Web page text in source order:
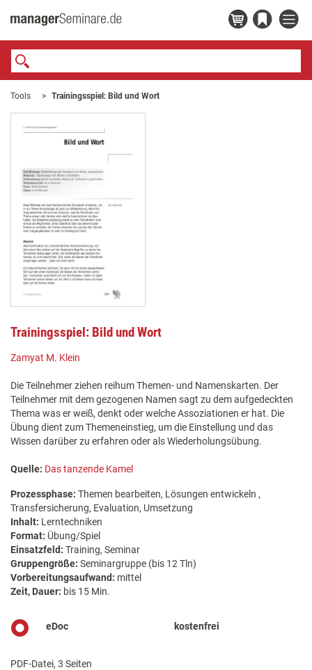
Tools Trainingsspiel: Bild und Wort
Trainingsspiel: Bild und Wort
Zamyat M. Klein
Die Teilnehmer ziehen reihum Themen- und Namenskarten. Der
Teilnehmer mit dem gezogenen Namen sagt zu dem aufgedeckten
Thema was er weiß, denkt oder welche Assoziationen er hat. Die
Übung dient zum Themeneinstieg, um die Einstellung und das
Wissen darüber zu erfahren oder als Wiederholungsübung.
Quelle: Das tanzende Kamel
Prozessphase: Themen bearbeiten, Lösungen entwickeln ,
Transfersicherung, Evaluation, Umsetzung
Inhalt: Lerntechniken
Format: Übung/Spiel
Einsatzfeld: Training, Seminar
Gruppengröße: Seminargruppe (bis 12 Tln)
Vorbereitungsaufwand: mittel
Zeit, Dauer: bis 15 Min.
eDoc kostenfrei
PDF-Datei, 3 Seiten